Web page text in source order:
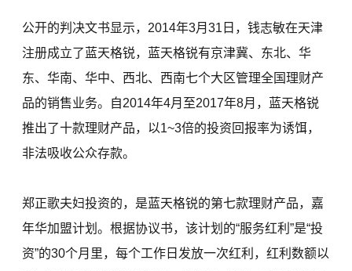
公开的判决文书显示，2014年3月31日，钱志敏在天津
注册成立了蓝天格锐，蓝天格锐有京津冀、东北、华
东、华南、华中、西北、西南七个大区管理全国理财产
品的销售业务。自2014年4月至2017年8月，蓝天格锐
推出了十款理财产品，以1~3倍的投资回报率为诱饵，
非法吸收公众存款。
郑正歌夫妇投资的，是蓝天格锐的第七款理财产品，嘉
年华加盟计划。根据协议书，该计划的“服务红利”是“投
资”的30个月里，每个工作日发放一次红利，红利数额以